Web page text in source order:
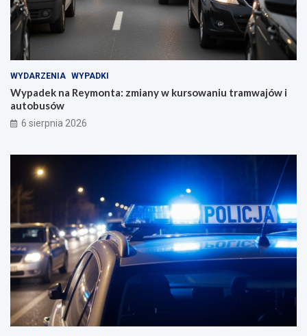
WYDARZENIA WYPADKI
Wypadek na Reymonta: zmiany w kursowaniu tramwajów i
autobusów
6 sierpnia 2026